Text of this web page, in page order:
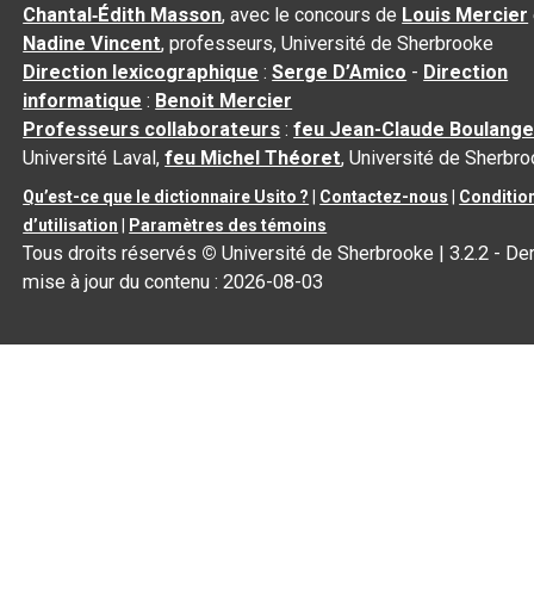
Chantal‑Édith Masson, avec le concours de Louis Mercier
Nadine Vincent, professeurs, Université de Sherbrooke
Direction lexicographique :Serge D’Amico - Direction
informatique : Benoit Mercier
Professeurs collaborateurs :feu Jean-Claude
Université Laval,feu Michel Théoret, Université de
Qu’est-ce que le dictionnaire Usito ? Contactez-nous
d’utilisation
Paramètres des témoins
Tous droits réservés © Université de Sherbrooke |3.2.2 -
mise à jour du contenu :2026-08-03